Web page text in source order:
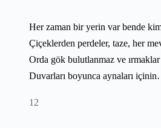
Her zaman bir yerin var bende
Çiçeklerden perdeler, taze, her
Orda gök bulutlanmaz ve
Duvarları boyunca aynaları
12